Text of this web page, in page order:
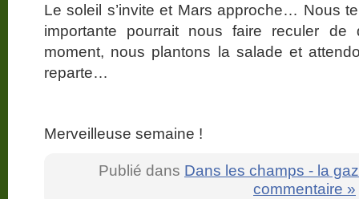
Le soleil s’invite et Mars approche… Nous
importante pourrait nous faire reculer
moment, nous plantons la salade et
reparte…
Merveilleuse semaine !
Publié dans Dans les champs - la
commentaire »